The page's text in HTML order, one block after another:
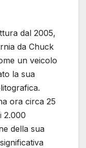
dal 2005,
da Chuck
un veicolo
la sua
ora circa 25
2.000
della sua